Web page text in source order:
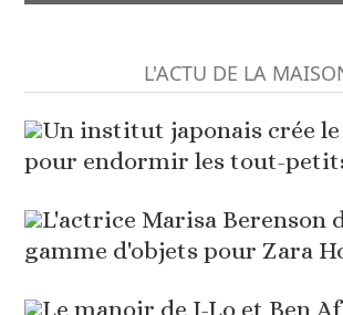
L'ACTU DE LA
Un institut japonais crée le
pour endormir les tout-
L'actrice Marisa Berenson
gamme d'objets pour Zara
Le manoir de J-Lo et Ben